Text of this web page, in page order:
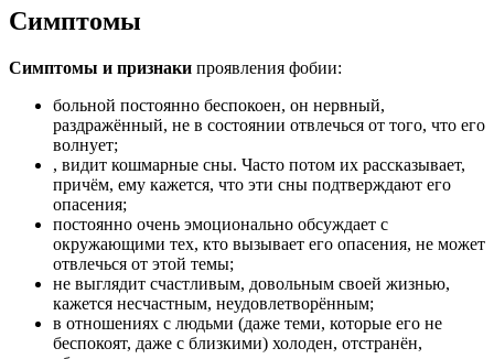
Симптомы
Симптомы и признаки проявления фобии:
больной постоянно беспокоен, он нервный,
раздражённый, не в состоянии отвлечься от того, что его
волнует;
, видит кошмарные сны. Часто потом их рассказывает,
причём, ему кажется, что эти сны подтверждают его
опасения;
постоянно очень эмоционально обсуждает с
окружающими тех, кто вызывает его опасения, не может
отвлечься от этой темы;
не выглядит счастливым, довольным своей жизнью,
кажется несчастным, неудовлетворённым;
в отношениях с людьми (даже теми, которые его не
беспокоят, даже с близкими) холоден, отстранён,